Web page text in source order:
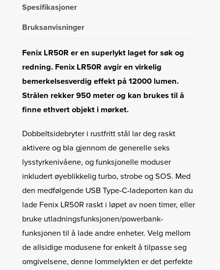
Spesifikasjoner
Bruksanvisninger
Fenix LR50R er en superlykt laget for søk og
redning. Fenix LR50R avgir en virkelig
bemerkelsesverdig effekt på 12000 lumen.
Strålen rekker 950 meter og kan brukes til å
finne ethvert objekt i mørket.
Dobbeltsidebryter i rustfritt stål lar deg raskt
aktivere og bla gjennom de generelle seks
lysstyrkenivåene, og funksjonelle moduser
inkludert øyeblikkelig turbo, strobe og SOS. Med
den medfølgende USB Type-C-ladeporten kan du
lade Fenix LR50R raskt i løpet av noen timer, eller
bruke utladningsfunksjonen/powerbank-
funksjonen til å lade andre enheter. Velg mellom
de allsidige modusene for enkelt å tilpasse seg
omgivelsene, denne lommelykten er det perfekte